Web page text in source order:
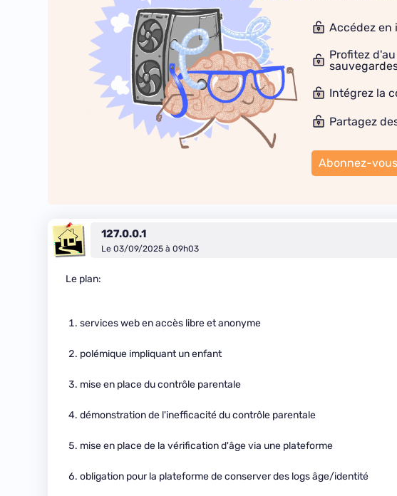
Accédez en
Profitez
Intégrez la
Partagez
Abonnez-vous
127.0.0.1
Le 03/09/2025 à 09h03
Le plan:
services web en accès libre et anonyme
polémique impliquant un enfant
mise en place du contrôle parentale
démonstration de l'inefficacité du contrôle parentale
mise en place de la vérification d'âge via une plateforme
obligation pour la plateforme de conserver des logs âge/identité